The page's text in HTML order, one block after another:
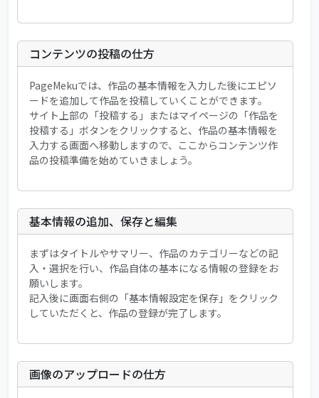
コンテンツの投稿の仕方
PageMekuでは、作品の基本情報を入力した後にエピソ
ードを追加して作品を投稿していくことができます。
サイト上部の「投稿する」またはマイページの「作品を
投稿する」ボタンをクリックすると、作品の基本情報を
入力する画面へ移動しますので、ここからコンテンツ作
品の投稿準備を始めていきましょう。
基本情報の追加、保存と編集
まずはタイトルやサマリー、作品のカテゴリーなどの記
入・選択を行い、作品自体の基本になる情報の登録をお
願いします。
記入後に画面右側の「基本情報設定を保存」をクリック
していただくと、作品の登録が完了します。
画像のアップロードの仕方